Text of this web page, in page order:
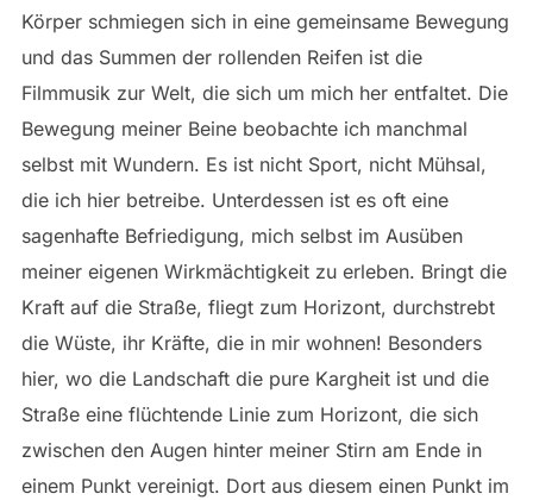
Körper schmiegen sich in eine gemeinsame Bewegung
und das Summen der rollenden Reifen ist die
Filmmusik zur Welt, die sich um mich her entfaltet. Die
Bewegung meiner Beine beobachte ich manchmal
selbst mit Wundern. Es ist nicht Sport, nicht Mühsal,
die ich hier betreibe. Unterdessen ist es oft eine
sagenhafte Befriedigung, mich selbst im Ausüben
meiner eigenen Wirkmächtigkeit zu erleben. Bringt die
Kraft auf die Straße, fliegt zum Horizont, durchstrebt
die Wüste, ihr Kräfte, die in mir wohnen! Besonders
hier, wo die Landschaft die pure Kargheit ist und die
Straße eine flüchtende Linie zum Horizont, die sich
zwischen den Augen hinter meiner Stirn am Ende in
einem Punkt vereinigt. Dort aus diesem einen Punkt im